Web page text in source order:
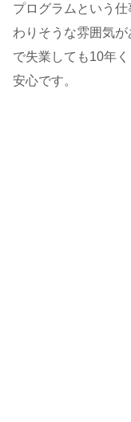
プログラムという
わりそうな雰囲気
で失業しても10年
安心です。